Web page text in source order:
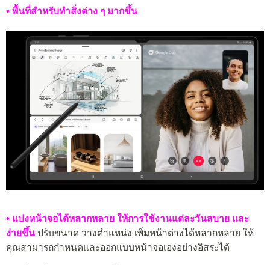
• พื้นที่สำหรับทำสิ่งต่าง ๆ มากขึ้น
• แบ่งหน้าจอได้หลากหลาย ให้การใช้งานแต่ละวันสบาย และ
ง่ายขึ้น ปรับขนาด วางตำแหน่ง เพิ่มหน้าต่างได้หลากหลาย ให้
คุณสามารถกำหนดและออกแบบหน้าจอเองอย่างอิสระได้